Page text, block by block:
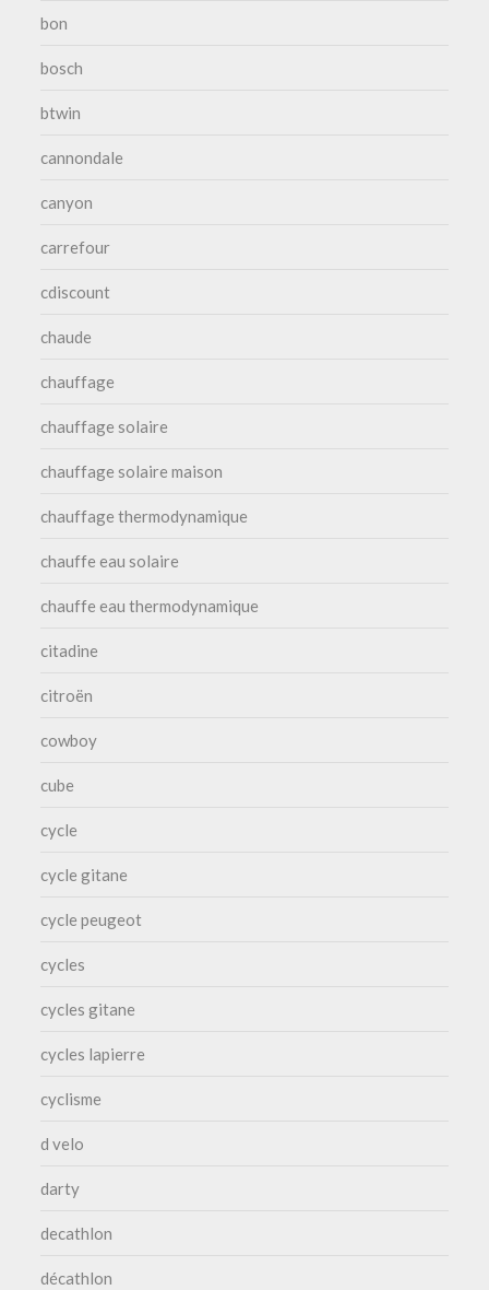
bon
bosch
btwin
cannondale
canyon
carrefour
cdiscount
chaude
chauffage
chauffage solaire
chauffage solaire maison
chauffage thermodynamique
chauffe eau solaire
chauffe eau thermodynamique
citadine
citroën
cowboy
cube
cycle
cycle gitane
cycle peugeot
cycles
cycles gitane
cycles lapierre
cyclisme
d velo
darty
decathlon
décathlon